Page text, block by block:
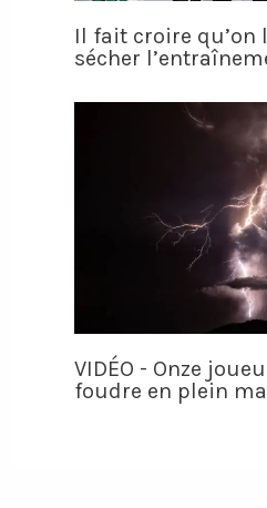
Il fait croire qu’on
sécher
VIDÉO - Onze
foudre en plein